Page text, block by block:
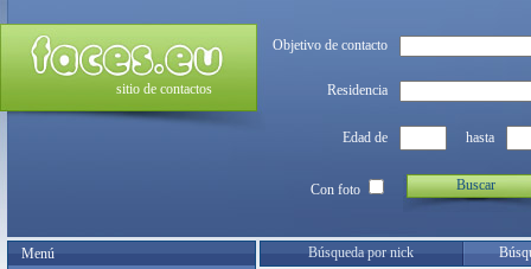
sitio de contactos
Objetivo de contacto
Residencia
Edad de hasta
Con foto Buscar
Menú Búsqueda por nick